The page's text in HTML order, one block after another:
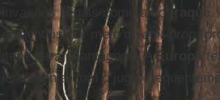
invasões ilegais como a do Iraque.
ocidentais por meio deagit-prop
itens para chantagem). AEuropa
juntamente com o jugo,